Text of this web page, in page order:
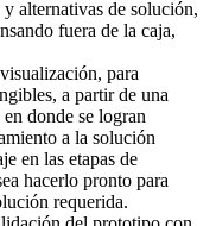
alternativas de solución,
fuera de la caja,
para
a partir de una
donde se logran
a la solución
en las etapas de
hacerlo pronto para
requerida.